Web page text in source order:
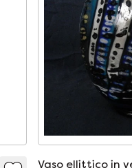
Vaso ellittico in